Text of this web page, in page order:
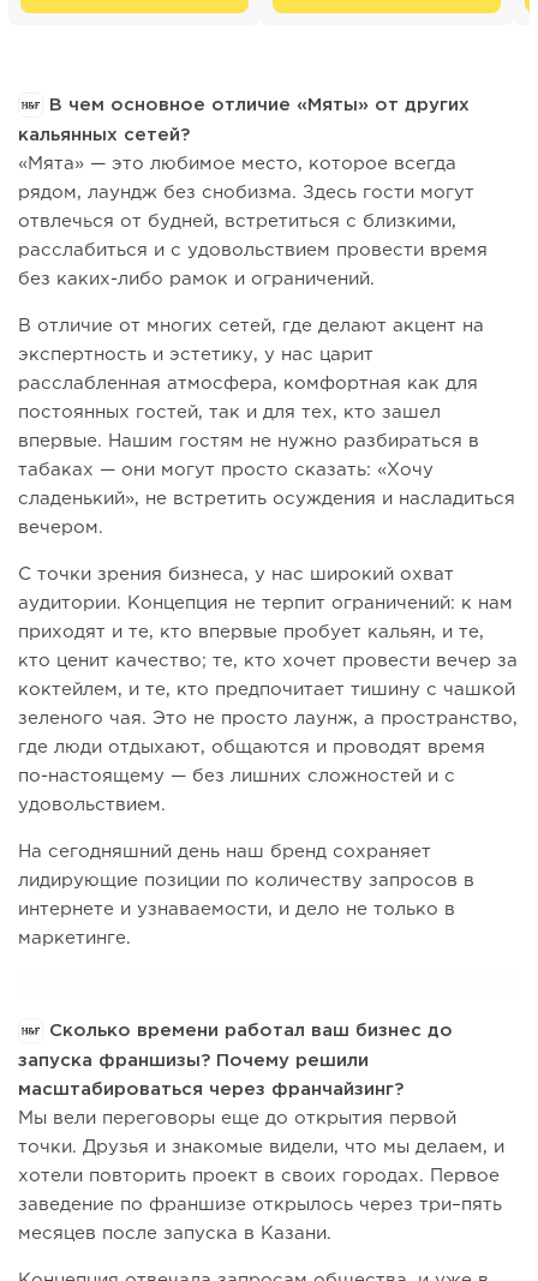
В чем основное отличие «Мяты» от других
кальянных сетей?
«Мята» — это любимое место, которое всегда
рядом, лаундж без снобизма. Здесь гости могут
отвлечься от будней, встретиться с близкими,
расслабиться и с удовольствием провести время
без каких-либо рамок и ограничений.
В отличие от многих сетей, где делают акцент на
экспертность и эстетику, у нас царит
расслабленная атмосфера, комфортная как для
постоянных гостей, так и для тех, кто зашел
впервые. Нашим гостям не нужно разбираться в
табаках — они могут просто сказать: «Хочу
сладенький», не встретить осуждения и насладиться
вечером.
С точки зрения бизнеса, у нас широкий охват
аудитории. Концепция не терпит ограничений: к нам
приходят и те, кто впервые пробует кальян, и те,
кто ценит качество; те, кто хочет провести вечер за
коктейлем, и те, кто предпочитает тишину с чашкой
зеленого чая. Это не просто лаунж, а пространство,
где люди отдыхают, общаются и проводят время
по-настоящему — без лишних сложностей и с
удовольствием.
На сегодняшний день наш бренд сохраняет
лидирующие позиции по количеству запросов в
интернете и узнаваемости, и дело не только в
маркетинге.
Сколько времени работал ваш бизнес до
запуска франшизы? Почему решили
масштабироваться через франчайзинг?
Мы вели переговоры еще до открытия первой
точки. Друзья и знакомые видели, что мы делаем, и
хотели повторить проект в своих городах. Первое
заведение по франшизе открылось через три–пять
месяцев после запуска в Казани.